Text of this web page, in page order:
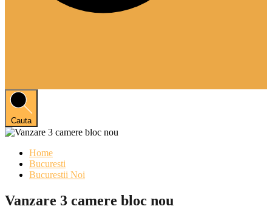
Cauta
Home
Bucuresti
Bucurestii Noi
Vanzare 3 camere bloc nou